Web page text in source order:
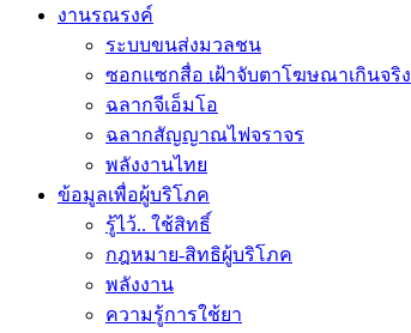
งานรณรงค์
ระบบขนส่งมวลชน
ซอกแซกสื่อ เฝ้าจับตาโฆษณาเกินจริง
ฉลากจีเอ็มโอ
ฉลากสัญญาณไฟจราจร
พลังงานไทย
ข้อมูลเพื่อผู้บริโภค
รู้ไว้.. ใช้สิทธิ์
กฎหมาย-สิทธิผู้บริโภค
พลังงาน
ความรู้การใช้ยา